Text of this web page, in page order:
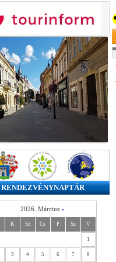
RENDEZVÉNYNAPTÁR
2026. Március »
K Sz Cs P Sz V
1
3 4 5 6 7 8